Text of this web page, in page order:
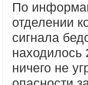
По
отделении
сигнала
находилось
ничего не